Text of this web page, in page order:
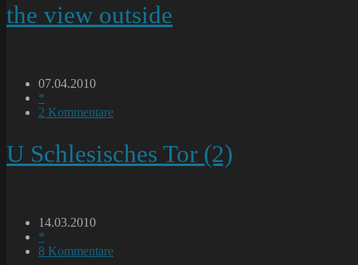
the view outside
Beitrag
veröffentlicht:
07.04.2010
Beitrags-
Kategorie:
*
Beitrags-
2 Kommentare
U Schlesisches Tor (2)
Beitrag
veröffentlicht:
14.03.2010
Beitrags-
Kategorie:
*
Beitrags-
8 Kommentare